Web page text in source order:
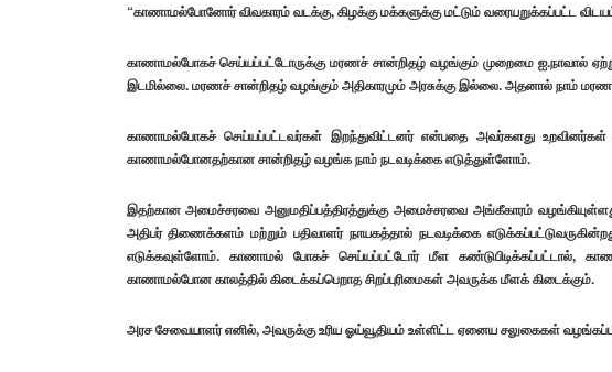
“காணாமல்போனோர் விவகாரம் வடக்கு, கிழக்கு மக்களுக்கு மட்டும் வரையறுக்கப்பட்ட விடயம்
காணாமல்போகச் செய்யப்பட்டோருக்கு மரணச் சான்றிதழ் வழங்கும் முறைமை ஐ.நாவால்
இடமில்லை. மரணச் சான்றிதழ் வழங்கும் அதிகாரமும் அரசுக்கு இல்லை. அதனால் நாம்
காணாமல்போகச் செய்யப்பட்டவர்கள் இறந்துவிட்டனர் என்பதை அவர்களது
காணாமல்போனதற்கான சான்றிதழ் வழங்க நாம் நடவடிக்கை எடுத்துள்ளோம்.
இதற்கான அமைச்சரவை அனுமதிப்பத்திரத்துக்கு அமைச்சரவை அங்கீகாரம்
அதிபர் திணைக்களம் மற்றும் பதிவாளர் நாயகத்தால் நடவடிக்கை
எடுக்கவுள்ளோம். காணாமல் போகச் செய்யப்பட்டோர் மீள கண்டுபிடிக்கப்பட்டால்,
காணாமல்போன காலத்தில் கிடைக்கப்பெறாத சிறப்புரிமைகள் அவருக்க மீளக் கிடைக்கும்.
அரச சேவையாளர் எனில், அவருக்கு உரிய ஓய்வூதியம் உள்ளிட்ட ஏனைய சலுகைகள்